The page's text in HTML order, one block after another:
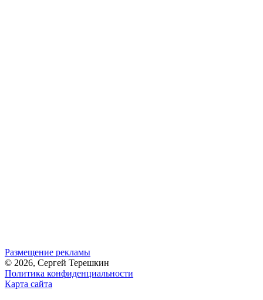
Размещение рекламы
© 2026, Сергей Терешкин
Политика конфиденциальности
Карта сайта